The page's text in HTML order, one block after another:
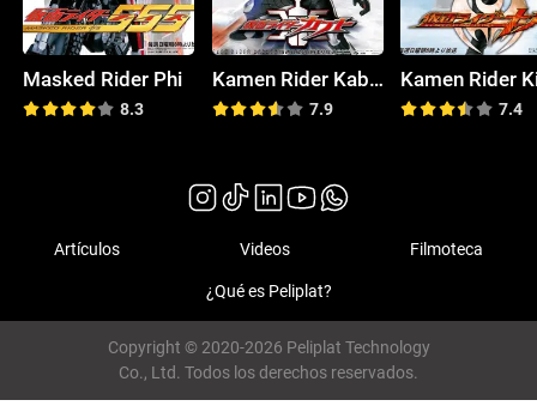
Masked Rider Phi
8.3
Kamen Rider Kabuto
7.9
Kamen Rider
7.4
Artículos Videos Filmoteca
¿Qué es Peliplat?
Copyright © 2020-2026 Peliplat Technology
Co., Ltd. Todos los derechos reservados.